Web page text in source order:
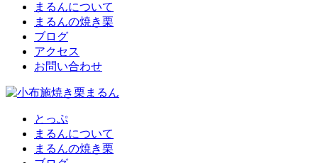
まるんについて
まるんの焼き栗
ブログ
アクセス
お問い合わせ
とっぷ
まるんについて
まるんの焼き栗